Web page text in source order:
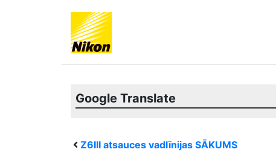
Google Translate
Z6III atsauces vadlīnijas SĀKUMS